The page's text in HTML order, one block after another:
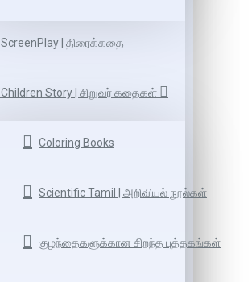
ScreenPlay | திரைக்கதை
Children Story | சிறுவர் கதைகள்
Coloring Books
Scientific Tamil | அறிவியல் நூல்கள்
குழந்தைகளுக்கான சிறந்த புத்தகங்கள்